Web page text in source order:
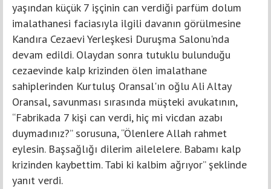
yaşından küçük 7 işçinin can verdiği parfüm dolum
imalathanesi faciasıyla ilgili davanın görülmesine
Kandıra Cezaevi Yerleşkesi Duruşma Salonu'nda
devam edildi. Olaydan sonra tutuklu bulunduğu
cezaevinde kalp krizinden ölen imalathane
sahiplerinden Kurtuluş Oransal'ın oğlu Ali Altay
Oransal, savunması sırasında müşteki avukatının,
“Fabrikada 7 kişi can verdi, hiç mi vicdan azabı
duymadınız?” sorusuna, “Ölenlere Allah rahmet
eylesin. Başsağlığı dilerim ailelelere. Babamı kalp
krizinden kaybettim. Tabi ki kalbim ağrıyor” şeklinde
yanıt verdi.